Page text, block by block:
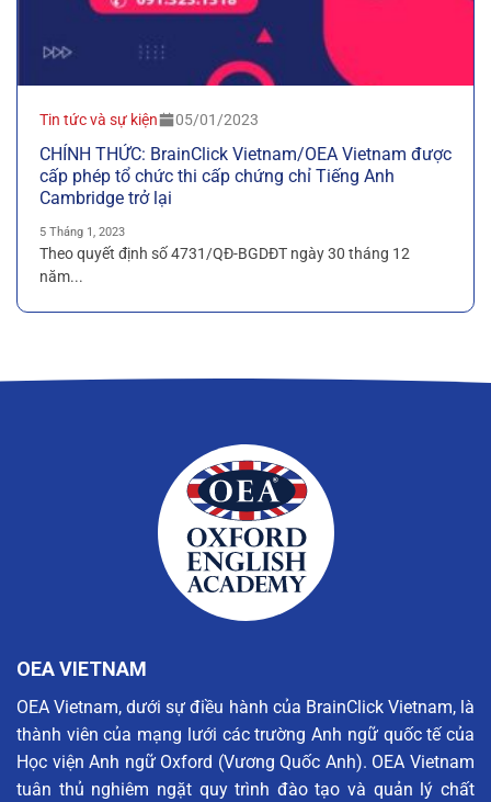
Tin tức và sự kiện 05/01/2023
CHÍNH THỨC: BrainClick Vietnam/OEA Vietnam được
cấp phép tổ chức thi cấp chứng chỉ Tiếng Anh
Cambridge trở lại
5 Tháng 1, 2023
Theo quyết định số 4731/QĐ-BGDĐT ngày 30 tháng 12
năm...
OEA VIETNAM
OEA Vietnam, dưới sự điều hành của BrainClick Vietnam, là
thành viên của mạng lưới các trường Anh ngữ quốc tế của
Học viện Anh ngữ Oxford (Vương Quốc Anh). OEA Vietnam
tuân thủ nghiêm ngặt quy trình đào tạo và quản lý chất